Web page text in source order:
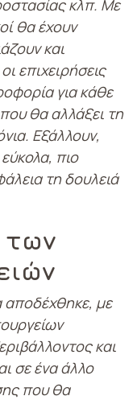
κλπ. Με
θα έχουν
και
επιχειρήσεις
για κάθε
θα αλλάξει τη
Εξάλλουν,
πιο
τη δουλειά
αποδέχθηκε, με
και
σε ένα άλλο
που θα